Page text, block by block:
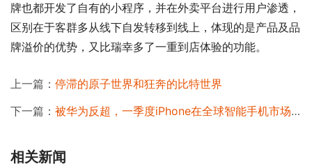
牌也都开发了自有的小程序，并在外卖平台进行用户渗透，
区别在于客群多从线下自发转移到线上，体现的是产品及品
牌溢价的优势，又比瑞幸多了一重到店体验的功能。
上一篇： 停滞的原子世界和狂奔的比特世界
下一篇： 被华为反超，一季度iPhone在全球智能手机市场份额降至第三
相关新闻